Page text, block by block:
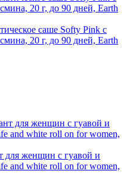
саше Softy Pink с
20 г, до 90 дней, Earth
для женщин с гуавой и
and white roll on for women,